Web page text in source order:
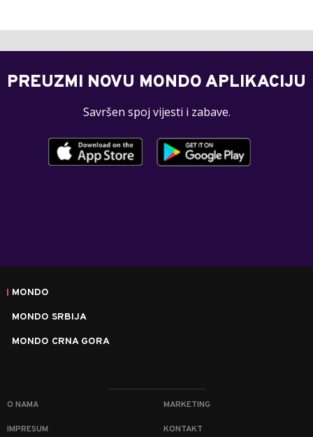
PREUZMI NOVU MONDO APLIKACIJU
Savršen spoj vijesti i zabave.
MONDO
MONDO SRBIJA
MONDO CRNA GORA
O NAMA MARKETING
IMPRESUM KONTAKT